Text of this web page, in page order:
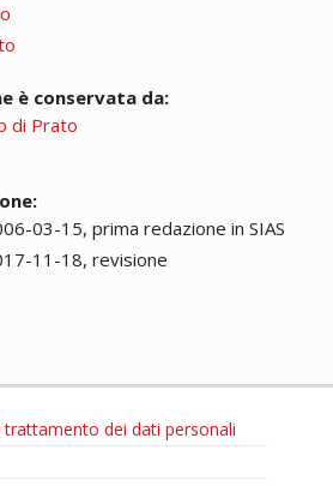
è conservata da:
di Prato
03-15, prima redazione in SIAS
11-18, revisione
dei dati personali